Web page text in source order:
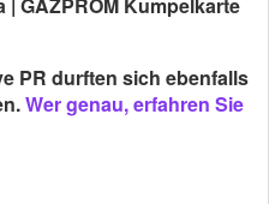
| GAZPROM Kumpelkarte
PR durften sich ebenfalls
Wer genau, erfahren Sie